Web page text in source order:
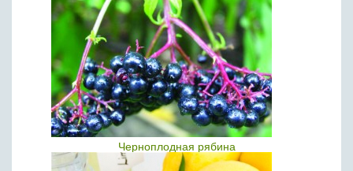
Черноплодная рябина